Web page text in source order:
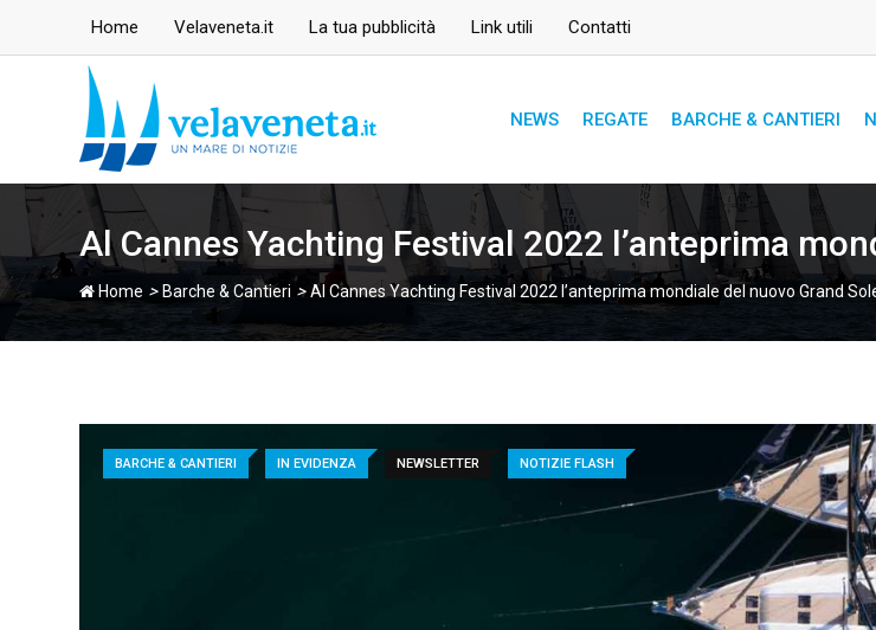
Home Velaveneta.it La tua pubblicità Link utili Contatti
NEWS REGATE BARCHE & CANTIERI
Al Cannes Yachting Festival 2022 l’anteprima
Home > Barche & Cantieri >Al Cannes Yachting Festival 2022 l’anteprima mondiale del nuovo Grand
BARCHE & CANTIERI IN EVIDENZA NEWSLETTER NOTIZIE FLASH